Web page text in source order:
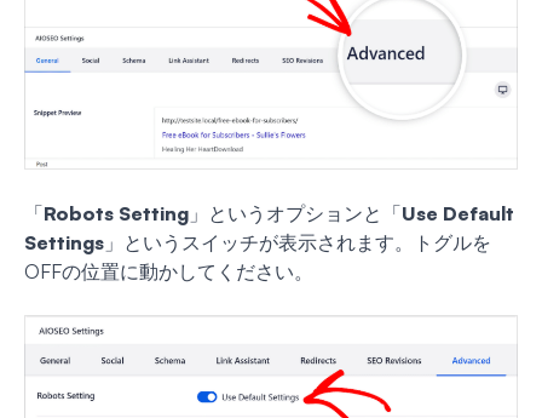
「Robots Setting 」というオプションと「Use Default
Settings 」というスイッチが表示されます。トグルを
OFFの位置に動かしてください。